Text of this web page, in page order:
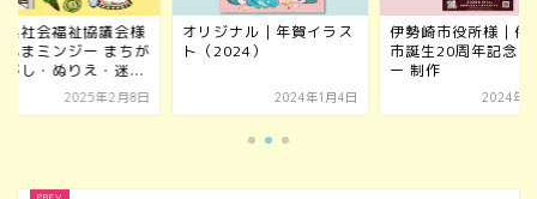
県社会福祉協議会様
んまミンジー まちが
がし・ぬりえ・迷...
2025年2月8日
オリジナル｜年賀イラス
ト（2024）
2024年1月4日
伊勢崎市役所様｜伊
市誕生20周年記念ポ
ー 制作
2024年4